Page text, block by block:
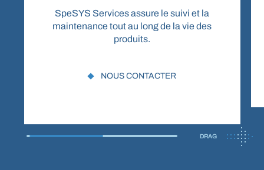
SpeSYS Services assure le suivi et la
maintenance tout au long de la vie des
produits.
NOUS CONTACTER
DRAG